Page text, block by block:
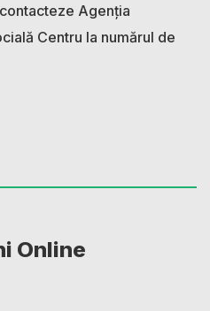
Agenția
Centru la numărul de
Online